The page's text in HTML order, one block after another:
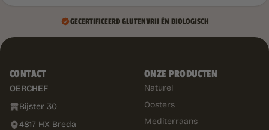
GECERTIFICEERD GLUTENVRIJ ÉN BIOLOGISCH
CONTACT
OERCHEF
Bijster 30
4817 HX Breda
ONZE PRODUCTEN
Naturel
Oosters
Mediterraans